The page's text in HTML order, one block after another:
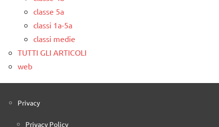
classe 5a
classi 1a-5a
classi medie
TUTTI GLI ARTICOLI
web
Privacy
Privacy Policy